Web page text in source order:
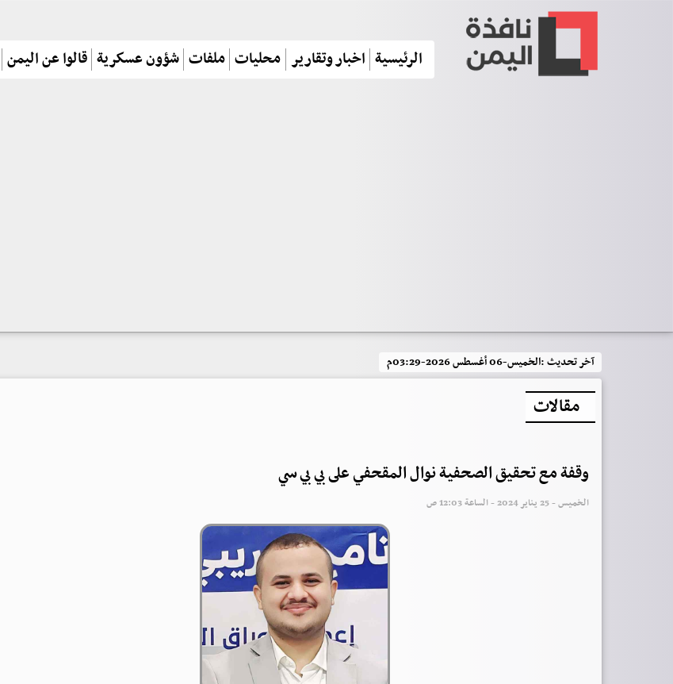
الرئيسية اخبار وتقارير محليات ملفات شؤون عسكرية قالوا عن اليمن
آخر تحديث :الخميس-06 أغسطس 2026-03:29م
مقالات
وقفة مع تحقيق الصحفية نوال المقحفي على بي بي سي
الخميس - 25 يناير 2024 - الساعة 12:03 ص